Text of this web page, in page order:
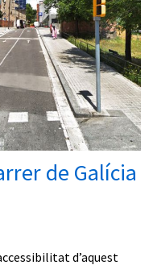
de Galícia
d’aquest